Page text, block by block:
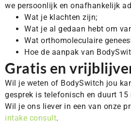
we persoonlijk en onafhankelijk
Wat je klachten zijn;
Wat je al gedaan hebt om
Wat orthomoleculaire
Hoe de aanpak van
Gratis en
Wil je weten of BodySwitch jou
gesprek is telefonisch en duurt 15
Wil je ons liever in een van onze
intake consult.